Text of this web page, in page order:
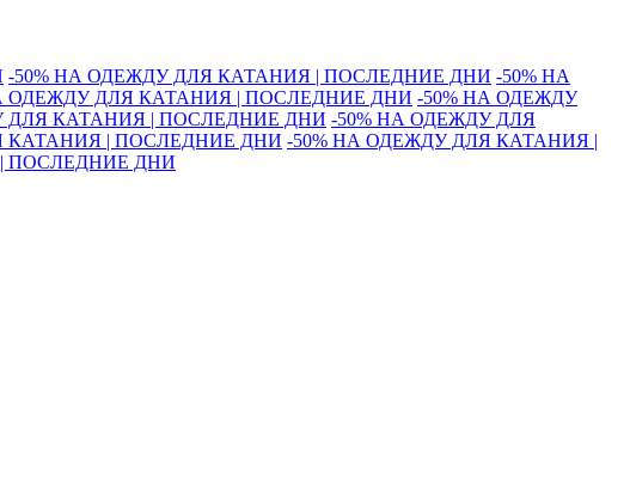
-50% НА ОДЕЖДУ ДЛЯ КАТАНИЯ | ПОСЛЕДНИЕ ДНИ -50% НА
ОДЕЖДУ ДЛЯ КАТАНИЯ | ПОСЛЕДНИЕ ДНИ -50% НА ОДЕЖДУ
ДЛЯ КАТАНИЯ | ПОСЛЕДНИЕ ДНИ -50% НА ОДЕЖДУ ДЛЯ
КАТАНИЯ | ПОСЛЕДНИЕ ДНИ -50% НА ОДЕЖДУ ДЛЯ КАТАНИЯ |
ПОСЛЕДНИЕ ДНИ